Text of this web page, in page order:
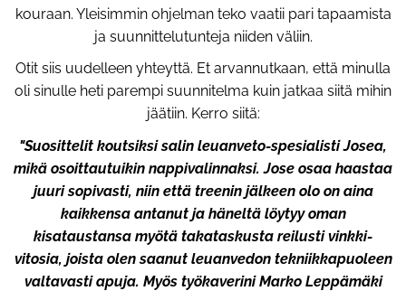
kouraan. Yleisimmin ohjelman teko vaatii pari tapaamista
ja suunnittelutunteja niiden väliin.
Otit siis uudelleen yhteyttä. Et arvannutkaan, että minulla
oli sinulle heti parempi suunnitelma kuin jatkaa siitä mihin
jäätiin. Kerro siitä:
"Suosittelit koutsiksi salin leuanveto-spesialisti Josea,
mikä osoittautuikin nappivalinnaksi. Jose osaa haastaa
juuri sopivasti, niin että treenin jälkeen olo on aina
kaikkensa antanut ja häneltä löytyy oman
kisataustansa myötä takataskusta reilusti vinkki-
vitosia, joista olen saanut leuanvedon tekniikkapuoleen
valtavasti apuja. Myös työkaverini Marko Leppämäki